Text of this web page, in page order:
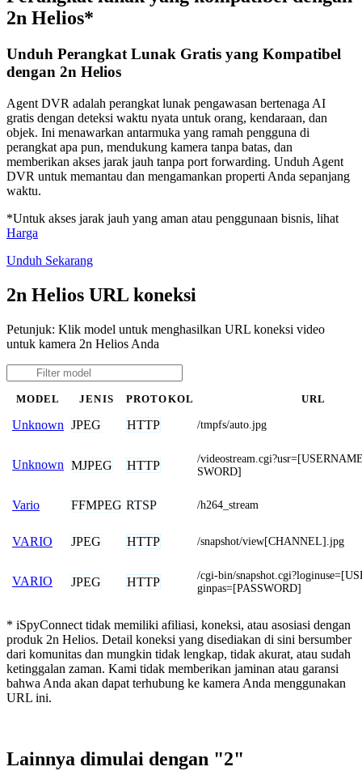
2n Helios*
Unduh Perangkat Lunak Gratis yang Kompatibel
dengan 2n Helios
Agent DVR adalah perangkat lunak pengawasan bertenaga AI
gratis dengan deteksi waktu nyata untuk orang, kendaraan, dan
objek. Ini menawarkan antarmuka yang ramah pengguna di
perangkat apa pun, mendukung kamera tanpa batas, dan
memberikan akses jarak jauh tanpa port forwarding. Unduh Agent
DVR untuk memantau dan mengamankan properti Anda sepanjang
waktu.
*Untuk akses jarak jauh yang aman atau penggunaan bisnis, lihat
Harga
Unduh Sekarang
2n Helios URL koneksi
Petunjuk: Klik model untuk menghasilkan URL koneksi video
untuk kamera 2n Helios Anda
MODEL JENIS PROTOKOL URL
Unknown JPEG HTTP /tmpfs/auto.jpg
Unknown MJPEG HTTP
/
SWORD]
Vario FFMPEG RTSP /h264_stream
VARIO JPEG HTTP /snapshot/view[CHANNEL].jpg
VARIO JPEG HTTP
/cgi-bin/
ginpas=[PASSWORD]
* iSpyConnect tidak memiliki afiliasi, koneksi, atau asosiasi dengan
produk 2n Helios. Detail koneksi yang disediakan di sini bersumber
dari komunitas dan mungkin tidak lengkap, tidak akurat, atau sudah
ketinggalan zaman. Kami tidak memberikan jaminan atau garansi
bahwa Anda akan dapat terhubung ke kamera Anda menggunakan
URL ini.
Lainnya dimulai dengan "2"